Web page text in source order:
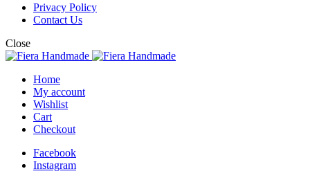
Privacy Policy
Contact Us
Close
Home
My account
Wishlist
Cart
Checkout
Facebook
Instagram